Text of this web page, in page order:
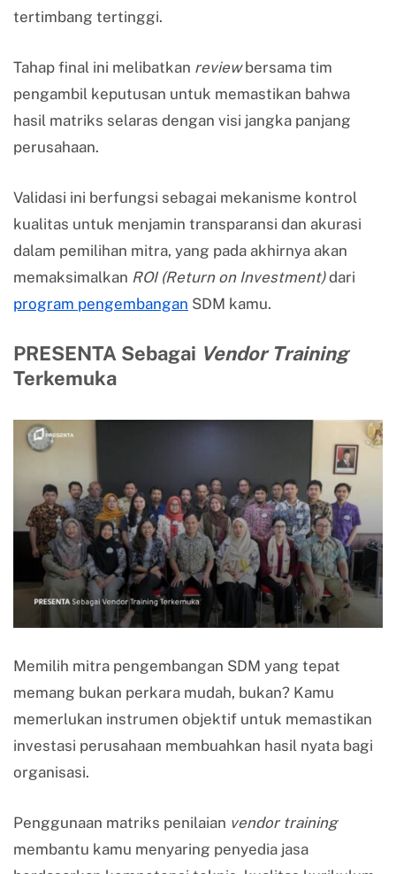
tertimbang tertinggi.
Tahap final ini melibatkan reviewbersama tim
pengambil keputusan untuk memastikan bahwa
hasil matriks selaras dengan visi jangka panjang
perusahaan.
Validasi ini berfungsi sebagai mekanisme kontrol
kualitas untuk menjamin transparansi dan akurasi
dalam pemilihan mitra, yang pada akhirnya akan
memaksimalkan ROI (Return on Investment)dari
program pengembangan SDM kamu.
PRESENTA Sebagai Vendor Training
Terkemuka
Memilih mitra pengembangan SDM yang tepat
memang bukan perkara mudah, bukan? Kamu
memerlukan instrumen objektif untuk memastikan
investasi perusahaan membuahkan hasil nyata bagi
organisasi.
Penggunaan matriks penilaian vendor training
membantu kamu menyaring penyedia jasa